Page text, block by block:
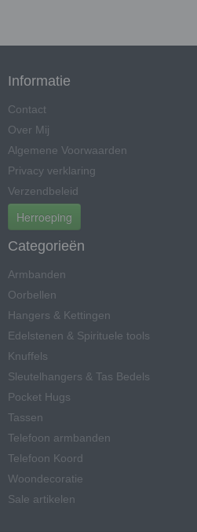
Informatie
Contact
Over Mij
Algemene Voorwaarden
Privacy verklaring
Verzendbeleid
Herroeping
Categorieën
Armbanden
Oorbellen
Hangers & Kettingen
Edelstenen & Spirituele tools
Knuffels
Sleutelhangers & Tas Bedels
Pocket Hugs
Tassen
Telefoon armbanden
Telefoon Koord
Woondecoratie
Sale artikelen